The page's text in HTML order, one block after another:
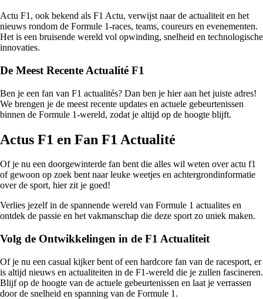
Actu F1, ook bekend als F1 Actu, verwijst naar de actualiteit en het
nieuws rondom de Formule 1-races, teams, coureurs en evenementen.
Het is een bruisende wereld vol opwinding, snelheid en technologische
innovaties.
De Meest Recente Actualité F1
Ben je een fan van F1 actualités? Dan ben je hier aan het juiste adres!
We brengen je de meest recente updates en actuele gebeurtenissen
binnen de Formule 1-wereld, zodat je altijd op de hoogte blijft.
Actus F1 en Fan F1 Actualité
Of je nu een doorgewinterde fan bent die alles wil weten over actu f1
of gewoon op zoek bent naar leuke weetjes en achtergrondinformatie
over de sport, hier zit je goed!
Verlies jezelf in de spannende wereld van Formule 1 actualites en
ontdek de passie en het vakmanschap die deze sport zo uniek maken.
Volg de Ontwikkelingen in de F1 Actualiteit
Of je nu een casual kijker bent of een hardcore fan van de racesport, er
is altijd nieuws en actualiteiten in de F1-wereld die je zullen fascineren.
Blijf op de hoogte van de actuele gebeurtenissen en laat je verrassen
door de snelheid en spanning van de Formule 1.